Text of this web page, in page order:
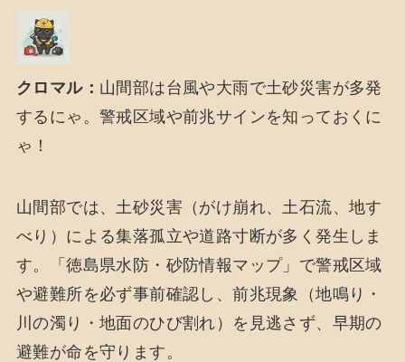
クロマル： 山間部は台風や大雨で土砂災害が多発
するにゃ。警戒区域や前兆サインを知っておくに
ゃ！
山間部では、土砂災害（がけ崩れ、土石流、地す
べり）による集落孤立や道路寸断が多く発生しま
す。「徳島県水防・砂防情報マップ」で警戒区域
や避難所を必ず事前確認し、前兆現象（地鳴り・
川の濁り・地面のひび割れ）を見逃さず、早期の
避難が命を守ります。